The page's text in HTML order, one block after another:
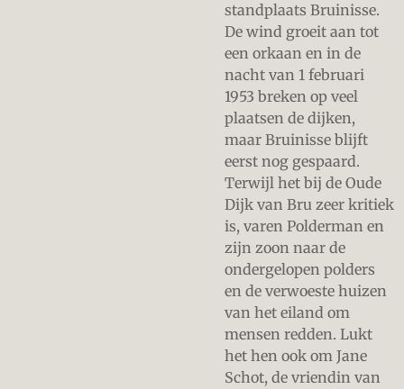
standplaats Bruinisse.
De wind groeit aan tot
een orkaan en in de
nacht van 1 februari
1953 breken op veel
plaatsen de dijken,
maar Bruinisse blijft
eerst nog gespaard.
Terwijl het bij de Oude
Dijk van Bru zeer kritiek
is, varen Polderman en
zijn zoon naar de
ondergelopen polders
en de verwoeste huizen
van het eiland om
mensen redden. Lukt
het hen ook om Jane
Schot, de vriendin van